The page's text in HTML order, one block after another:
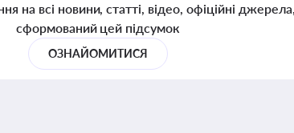
на всі новини, статті, відео, офіційні
сформований цей підсумок
ОЗНАЙОМИТИСЯ